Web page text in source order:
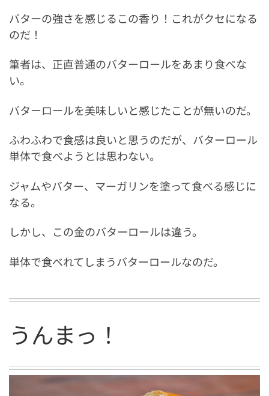
バターの強さを感じるこの香り！これがクセになる
のだ！
筆者は、正直普通のバターロールをあまり食べな
い。
バターロールを美味しいと感じたことが無いのだ。
ふわふわで食感は良いと思うのだが、バターロール
単体で食べようとは思わない。
ジャムやバター、マーガリンを塗って食べる感じに
なる。
しかし、この金のバターロールは違う。
単体で食べれてしまうバターロールなのだ。
うんまっ！